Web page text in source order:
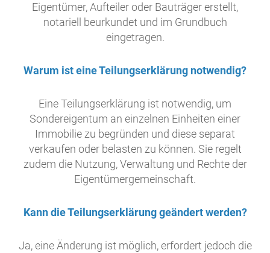
Eigentümer, Aufteiler oder Bauträger erstellt,
notariell beurkundet und im Grundbuch
eingetragen.
Warum ist eine Teilungserklärung notwendig?
Eine Teilungserklärung ist notwendig, um
Sondereigentum an einzelnen Einheiten einer
Immobilie zu begründen und diese separat
verkaufen oder belasten zu können. Sie regelt
zudem die Nutzung, Verwaltung und Rechte der
Eigentümergemeinschaft.
Kann die Teilungserklärung geändert werden?
Ja, eine Änderung ist möglich, erfordert jedoch die